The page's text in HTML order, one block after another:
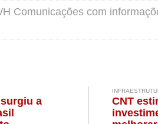
Comunicações com
a
CNT